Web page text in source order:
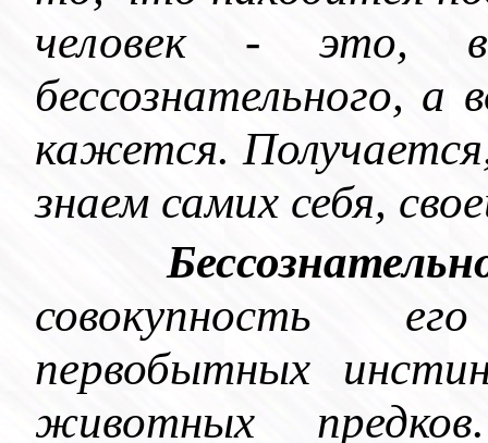
человек - это,
бессознательного, а
кажется.
знаем самих себя,
совокупность
первобытных
животных предков.